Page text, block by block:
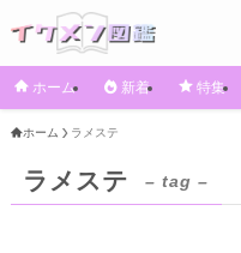
ホーム 新着 特集
ホーム ラメステ
ラメステ – tag –